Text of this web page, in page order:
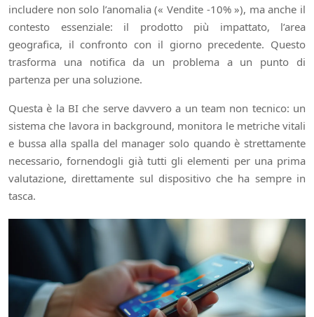
includere non solo l’anomalia (« Vendite -10% »), ma anche il
contesto essenziale: il prodotto più impattato, l’area
geografica, il confronto con il giorno precedente. Questo
trasforma una notifica da un problema a un punto di
partenza per una soluzione.
Questa è la BI che serve davvero a un team non tecnico: un
sistema che lavora in background, monitora le metriche vitali
e bussa alla spalla del manager solo quando è strettamente
necessario, fornendogli già tutti gli elementi per una prima
valutazione, direttamente sul dispositivo che ha sempre in
tasca.